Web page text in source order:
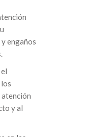
engaños
y al